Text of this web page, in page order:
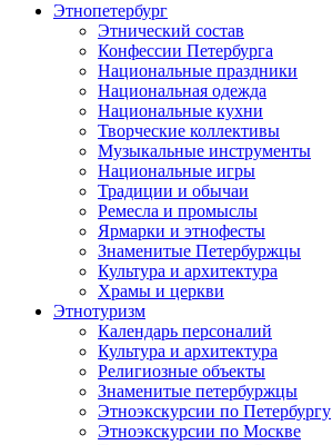
Этнопетербург
Этнический состав
Конфессии Петербурга
Национальные праздники
Национальная одежда
Национальные кухни
Творческие коллективы
Музыкальные инструменты
Национальные игры
Традиции и обычаи
Ремесла и промыслы
Ярмарки и этнофесты
Знаменитые Петербуржцы
Культура и архитектура
Храмы и церкви
Этнотуризм
Календарь персоналий
Культура и архитектура
Религиозные объекты
Знаменитые петербуржцы
Этноэкскурсии по Петербургу
Этноэкскурсии по Москве